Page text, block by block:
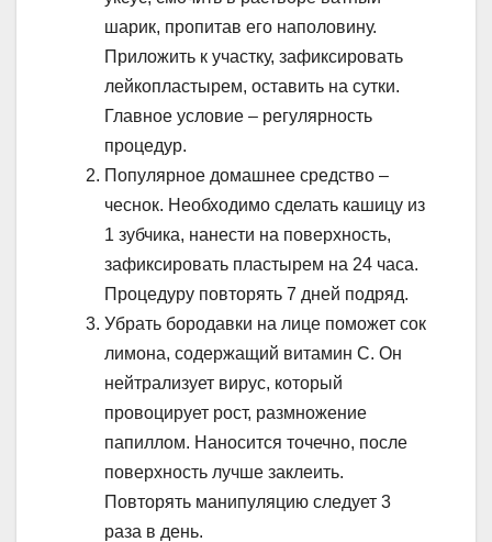
шарик, пропитав его наполовину.
Приложить к участку, зафиксировать
лейкопластырем, оставить на сутки.
Главное условие – регулярность
процедур.
Популярное домашнее средство –
чеснок. Необходимо сделать кашицу из
1 зубчика, нанести на поверхность,
зафиксировать пластырем на 24 часа.
Процедуру повторять 7 дней подряд.
Убрать бородавки на лице поможет сок
лимона, содержащий витамин С. Он
нейтрализует вирус, который
провоцирует рост, размножение
папиллом. Наносится точечно, после
поверхность лучше заклеить.
Повторять манипуляцию следует 3
раза в день.